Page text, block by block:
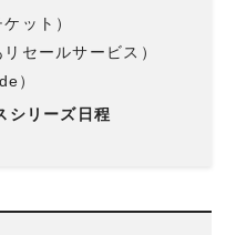
ット）
セールサービス）
）
シリーズ日程